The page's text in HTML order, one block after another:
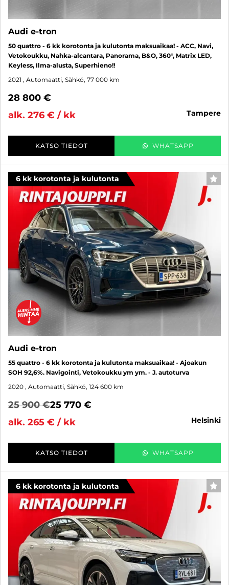
Audi e-tron
50 quattro - 6 kk korotonta ja kulutonta maksuaikaa! - ACC, Navi,
Vetokoukku, Nahka-alcantara, Panorama, B&O, 360°, Matrix LED,
Keyless, Ilma-alusta, Superhieno!!
2021 , Automaatti, Sähkö, 77 000 km
28 800 €
alk. 276 € / kk
tampere
KATSO TIEDOT WHATSAPP
6 kk korotonta ja kulutonta
Audi e-tron
55 quattro - 6 kk korotonta ja kulutonta maksuaikaa! - Ajoakun
SOH 92,6%. Navigointi, Vetokoukku ym ym. - J. autoturva
2020 , Automaatti, Sähkö, 124 600 km
25 900 €25 770 €
alk. 265 € / kk
helsinki
KATSO TIEDOT WHATSAPP
6 kk korotonta ja kulutonta